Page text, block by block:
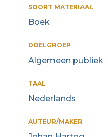
SOORT MATERIAAL
Boek
DOELGROEP
Algemeen publiek
TAAL
Nederlands
AUTEUR/MAKER